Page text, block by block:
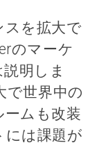
スを拡大で
のマーケ
明しま
で世界中の
ムも改装
には課題が